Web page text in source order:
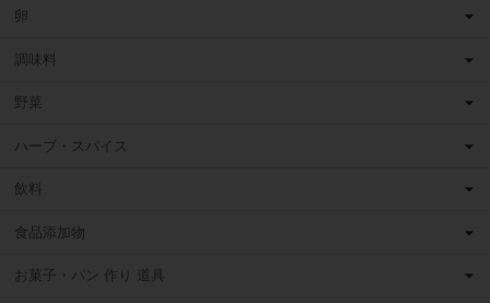
卵
調味料
野菜
ハーブ・スパイス
飲料
食品添加物
お菓子・パン 作り 道具